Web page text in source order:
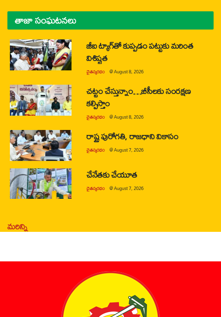
తాజా సంఘటనలు
జీఐ ట్యాగ్‌తో కుప్పడం పట్టుకు మరింత
విశిష్టత
చైతన్యరధం @August 8, 2026
చట్టం చేస్తున్నాం…బీసీలకు సంరక్షణ
కల్పిస్తాం
చైతన్యరధం @August 8, 2026
రాష్ట్ర పురోగతి, రాజధాని వికాసం
చైతన్యరధం @August 7, 2026
చేనేతకు చేయూత
చైతన్యరధం @August 7, 2026
మరిన్ని